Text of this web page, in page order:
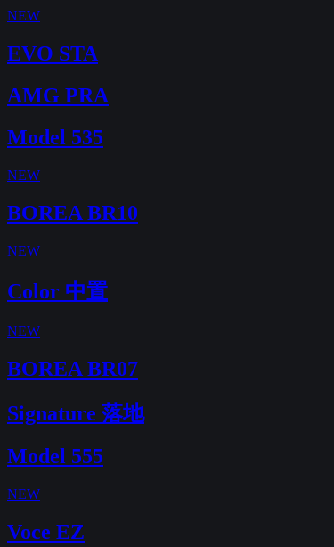
NEW
EVO STA
AMG PRA
Model 535
NEW
BOREA BR10
NEW
Color 中置
NEW
BOREA BR07
Signature 落地
Model 555
NEW
Voce EZ